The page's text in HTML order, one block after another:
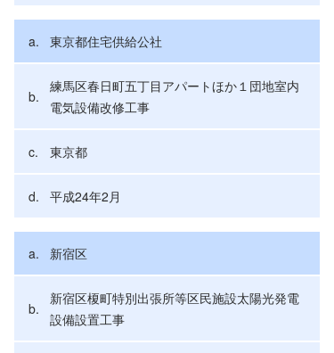
東京都住宅供給公社
練馬区春日町五丁目アパートほか１団地室内
電気設備改修工事
東京都
平成24年2月
新宿区
新宿区榎町特別出張所等区民施設太陽光発電
設備設置工事